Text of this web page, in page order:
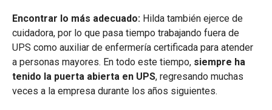
Encontrar lo más adecuado: Hilda también ejerce de
cuidadora, por lo que pasa tiempo trabajando fuera de
UPS como auxiliar de enfermería certificada para atender
a personas mayores. En todo este tiempo, siempre ha
tenido la puerta abierta en UPS, regresando muchas
veces a la empresa durante los años siguientes.